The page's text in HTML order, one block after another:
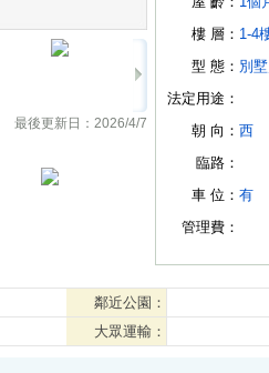
最後更新日： 2026/4/7
樓 層： 1-4
型 態： 別墅
法定用途：
朝 向： 西
臨路：
車 位： 有
管理費：
鄰近公園：
大眾運輸：